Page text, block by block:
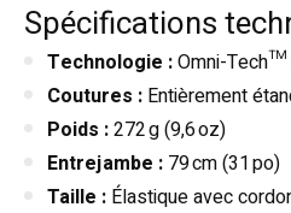
Spécifications
Technologie :Omni-
Coutures : Entièrement
Poids :272 g (9,6 oz)
Entrejambe : 79 cm (31 po)
Taille : Élastique avec